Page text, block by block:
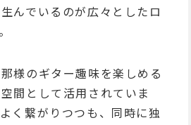
んでいるのが広々としたロ
様のギター趣味を楽しめる
間として活用されていま
く繋がりつつも、同時に独